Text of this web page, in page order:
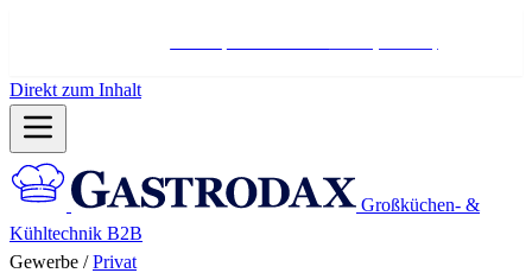
Direkt zum Inhalt
Großküchen- &
Kühltechnik B2B
Gewerbe / Privat